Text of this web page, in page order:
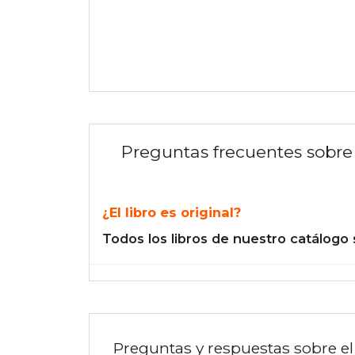
Preguntas frecuentes
¿El libro es original?
Todos los libros de nuestro catálogo
Preguntas y respuestas sobre